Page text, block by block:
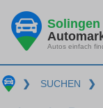
Solingen
Autos einfach
❯ SUCHEN ❯